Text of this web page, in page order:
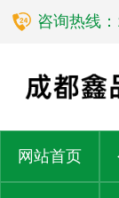
咨询热线
网站首页